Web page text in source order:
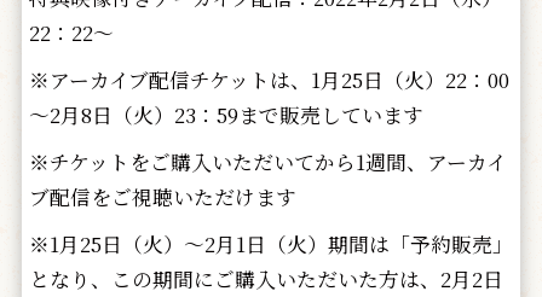
22：22～
※アーカイブ配信チケットは、1月25日（火）22：00
～2月8日（火）23：59まで販売しています
※チケットをご購入いただいてから1週間、アーカイ
ブ配信をご視聴いただけます
※1月25日（火）～2月1日（火）期間は「予約販売」
となり、この期間にご購入いただいた方は、2月2日